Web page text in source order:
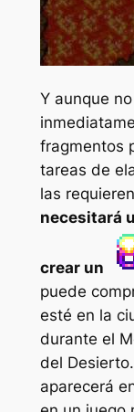
Y aunque
fragmentos
tareas de
las
necesitará
crear un
puede
esté en la
durante el
del
aparecerá